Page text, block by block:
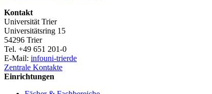
Kontakt
Universität Trier
Universitätsring 15
54296 Trier
Tel. +49 651 201-0
E-Mail: infouni-trierde
Zentrale Kontakte
Einrichtungen